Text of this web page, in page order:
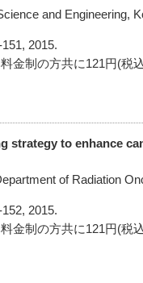
and Engineering,
151, 2015.
金制の方共に121円(税込
strategy to enhance
of Radiation
152, 2015.
金制の方共に121円(税込